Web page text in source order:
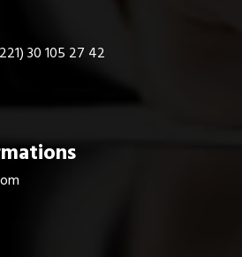
30 105 27 42